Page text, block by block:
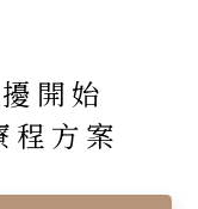
開始
程方案